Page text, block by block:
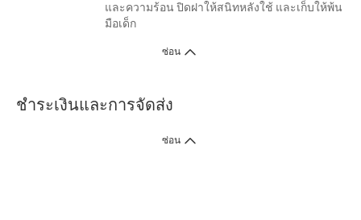
และความร้อน ปิดฝาให้สนิทหลังใช้ และเก็บให้พ้น
มือเด็ก
ซ่อน
ชำระเงินและการจัดส่ง
ซ่อน